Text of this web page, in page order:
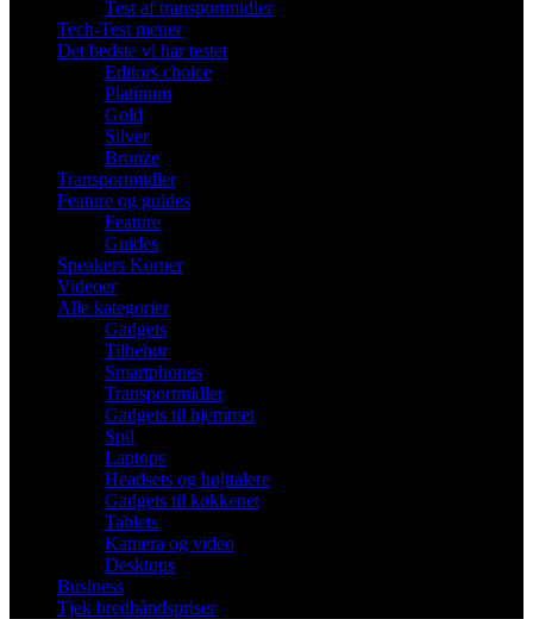
Test af transportmidler
Tech-Test mener
Det bedste vi har testet
Editors choice
Platinum
Gold
Silver
Bronze
Transportmidler
Feature og guides
Feature
Guides
Speakers Korner
Videoer
Alle kategorier
Gadgets
Tilbehør
Smartphones
Transportmidler
Gadgets til hjemmet
Spil
Laptops
Headsets og højttalere
Gadgets til køkkenet
Tablets
Kamera og video
Desktops
Business
Tjek bredbåndspriser